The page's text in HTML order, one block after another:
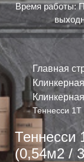
Время работы:
Главная
Теннесси
Теннесси
(0,54м2 /